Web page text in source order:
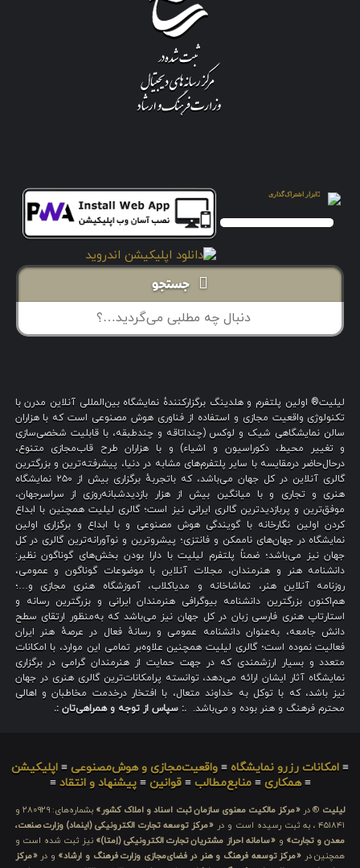
جستجو
لیلیت® اولین پلتفرم و هلدینگ برگزارکنندهٔ نمایشگاه بین‌المللی آنلاین مدرن با
تکنولوژی واقعیت مجازی و استفاده از فناوری هوش مصنوعی است که با هزاران
سالن نمایشگاهی شیک و لوکس (چنداتاقه و چندطبقه، با قابلیت شخصی‌سازی
و تغییر محیط، دکوراسیون و اشیاء) و با هزاران طرح قاب‌مجازی متنوع،
درحال‌حاضر درمقایسه با سایر پلتفرم‌های مشابه در دنیا، پیشرفته‌ترین و بزرگترین
گالری آنلاین در کل جهان می‌باشد، که باتجربهٔ برگزاری بیش از ۲۵۰ نمایشگاه
هنری و تجاری و با میانگین بیش از هزار بازدیدشبانه‌روزی از سراسرجهان،
موفق‌ترین و پربازدیدترین گالری ایرانی نیز است؛ گالری لیلیت همچنین با ابداع
کردن اولین نگارخانه با گویندگی هوش مصنوعی و با ابداع و برگزاری اولین
نمایشگاه در جهان‌های ناممکن و فانتزی؛ پیشروترین و نوآورانه‌ترین گالری در کل
جهان نیز می‌باشد؛ ضمناً پلتفرم لیلیت با دارا بودن بخش‌های گوناگون نظیر:
دانشنامه هنر و هنرمندان، مجلات آنلاین با موضوعات گوناگون و عمومی،
روزنامه آنلاین هنر، تماشاخانه و مدیاکلاب، آموزشگاه هنری مجازی و…؛
هم‌اکنون بزرگترین دانشنامه بیوگرافی هنرمندان ایرانی و بزرگترین رسانه و
استارتاپ هنری فارسی زبان در کل جهان نیز می‌باشد که به‌منظور ارتقای سطح
دانش جامعه، به‌عنوان دانشنامه عمومی و رسانهٔ فعال در عرصهٔ هنر ایران
فعالیت نموده است؛ گالری لیلیت همچنین علاوه‌بر تمامی این موارد، با امکانات
متعدد و بسیار ارزشمندی که در جهت حمایت از هنرمندان گرامی در برگزاری
نمایشگاه آثار ایشان ارائه می‌دهد، توانسته پرامکانات‌ترین گالری هنری در جهان
نیز باشد، که با توکل به خداوند متعال، با افتخار درخدمت مخاطبان و اهالی
محترم فرهنگ و هنر بوده و می‌باشد. .: سپاس از توجه و همراهی‌تان :.
≡ امکانات رزرو نمایشگاه ≡ واقعیت‌مجازی و هوش‌مصنوعی ≡ اپلیکیشن
≡همکاری ≡منابع‌مطالب ≡قوانین ≡پیشنهاد و انتقاد ≡
لیلیت ® در «مرکز مالکیت معنوی سازمان ثبت اسناد و املاک کشور»
بشماره‌های: ۲۸۰۹۲۹ و
۴۵۱۸۴۱ ، به ثبت رسیده است و در
«مرکز توسعه تجارت الکترونیکی (اینماد) وزارت صنعت،
معدن و تجارت» و «سامانه احراز مشتریان تجارت الکترونیکی (اِمتا)» نیز ثبت شده است و
همچنین در «مرکز توسعه فرهنگ و هنر در فضای‌مجازی وزارت فرهنگ و ارشاد» و در«مرکز